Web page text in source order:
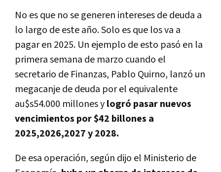
No es que no se generen intereses de deuda a
lo largo de este año. Solo es que los va a
pagar en 2025. Un ejemplo de esto pasó en la
primera semana de marzo cuando el
secretario de Finanzas, Pablo Quirno, lanzó un
megacanje de deuda por el equivalente
au$s54.000 millones ylogró pasar nuevos
vencimientos por $42 billones a
2025,2026,2027 y 2028.
De esa operación, según dijo el Ministerio de